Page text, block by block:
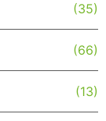
(35)
(66)
(13)